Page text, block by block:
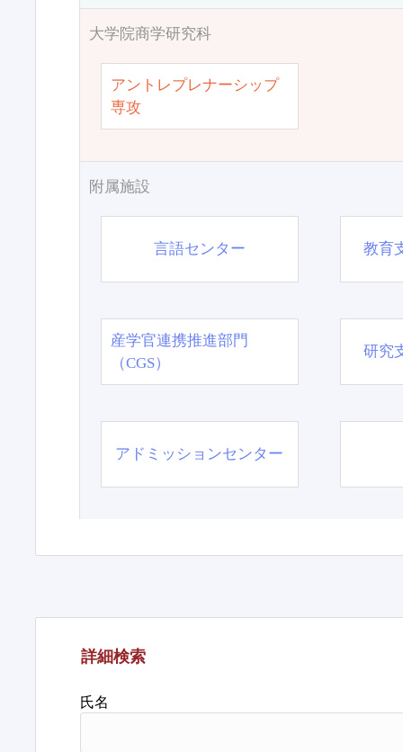
大学院商学研究科
アントレプレナーシップ
専攻
附属施設
言語センター 教育
産学官連携推進部門
（CGS）
研究
アドミッションセンター
詳細検索
氏名